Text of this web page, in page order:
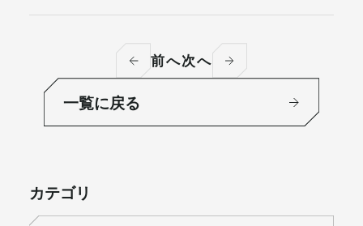
前へ次へ
一覧に戻る
カテゴリ